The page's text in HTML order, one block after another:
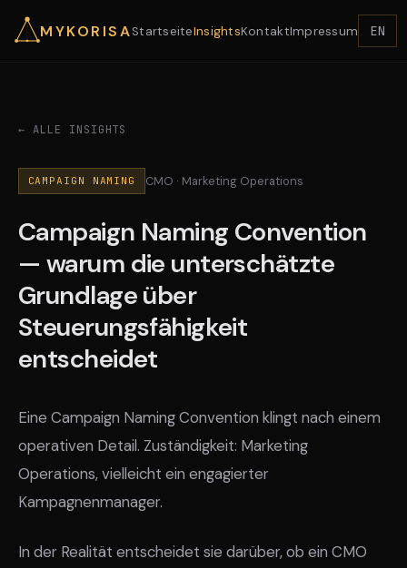
MYKORISAStartseiteInsightsKontaktImpressum EN
← ALLE INSIGHTS
CAMPAIGN NAMING CMO · Marketing Operations
Campaign Naming Convention
— warum die unterschätzte
Grundlage über
Steuerungsfähigkeit
entscheidet
Eine Campaign Naming Convention klingt nach einem
operativen Detail. Zuständigkeit: Marketing
Operations, vielleicht ein engagierter
Kampagnenmanager.
In der Realität entscheidet sie darüber, ob ein CMO